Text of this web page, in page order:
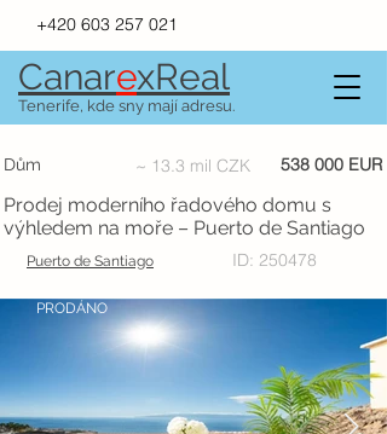
+420 603 257 021
CanarexReal
Tenerife, kde sny mají adresu.
Dům ~ 13.3 mil CZK 538 000 EUR
Prodej moderního řadového domu s
výhledem na moře – Puerto de Santiago
Puerto de Santiago ID: 250478
PRODÁNO